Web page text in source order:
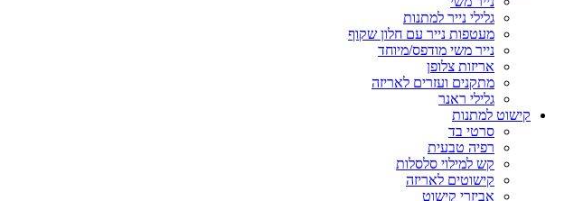
גלילי נייר למתנות
מעטפות נייר עם חלון שקוף
נייר משי מודפס/מיוחד
אריזות צלופן
מתקנים ועזרים לאריזה
גלילי ראנר
קישוט למתנות
סרטי בד
רפיה טבעית
קש למילוי סלסלות
קישוטים לאריזה
אביזרי קישוט